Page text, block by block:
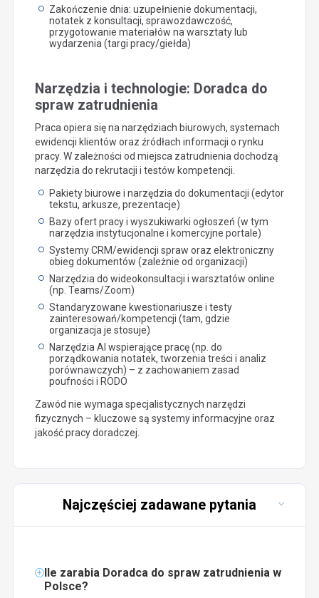
Zakończenie dnia: uzupełnienie dokumentacji,
notatek z konsultacji, sprawozdawczość,
przygotowanie materiałów na warsztaty lub
wydarzenia (targi pracy/giełda)
Narzędzia i technologie: Doradca do
spraw zatrudnienia
Praca opiera się na narzędziach biurowych, systemach
ewidencji klientów oraz źródłach informacji o rynku
pracy. W zależności od miejsca zatrudnienia dochodzą
narzędzia do rekrutacji i testów kompetencji.
Pakiety biurowe i narzędzia do dokumentacji (edytor
tekstu, arkusze, prezentacje)
Bazy ofert pracy i wyszukiwarki ogłoszeń (w tym
narzędzia instytucjonalne i komercyjne portale)
Systemy CRM/ewidencji spraw oraz elektroniczny
obieg dokumentów (zależnie od organizacji)
Narzędzia do wideokonsultacji i warsztatów online
(np. Teams/Zoom)
Standaryzowane kwestionariusze i testy
zainteresowań/kompetencji (tam, gdzie
organizacja je stosuje)
Narzędzia AI wspierające pracę (np. do
porządkowania notatek, tworzenia treści i analiz
porównawczych) – z zachowaniem zasad
poufności i RODO
Zawód nie wymaga specjalistycznych narzędzi
fizycznych – kluczowe są systemy informacyjne oraz
jakość pracy doradczej.
Najczęściej zadawane pytania
Ile zarabia Doradca do spraw zatrudnienia w
Polsce?